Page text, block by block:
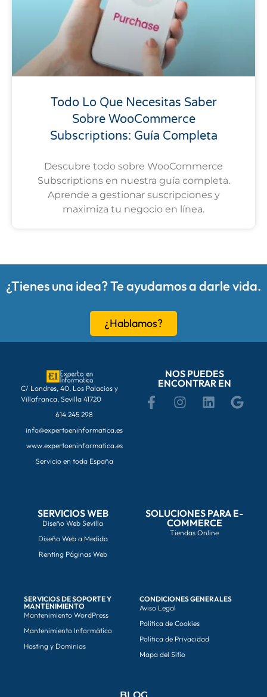
Todo Lo Que Necesitas Saber
Sobre WooCommerce
Subscriptions: Guía Completa
Descubre todo sobre WooCommerce
Subscriptions en nuestra guía completa.
Aprende a gestionar suscripciones y
maximiza tu negocio en línea.
¿Tienes una idea? Te ayudamos a darle vida.
¿Hablamos?
C/ Londres, 40, Los Palacios y
Villafranca, Sevilla 41720
614 245 298
info@expertoeninformatica.es
www.expertoeninformatica.es
Servicio en toda España
NOS PUEDES
ENCONTRAR EN
SERVICIOS WEB
Diseño Web Sevilla
Diseño Web a Medida
Renting Páginas Web
SOLUCIONES PARA E-
COMMERCE
Tiendas Online
SERVICIOS DE SOPORTE Y
MANTENIMIENTO
Mantenimiento WordPress
Mantenimiento Informático
Hosting y Dominios
CONDICIONES GENERALES
Aviso Legal
Política de Cookies
Política de Privacidad
Mapa del Sitio